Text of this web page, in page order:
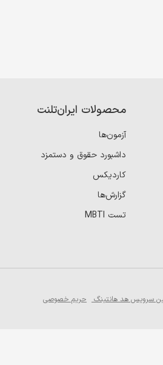
محصولات ایران‌تلنت
آزمون‌ها
داشبورد حقوق و دستمزد
کاردیکس
گزارش‌ها
تست MBTI
سرویس هد هانتینگ حریم خصوصی